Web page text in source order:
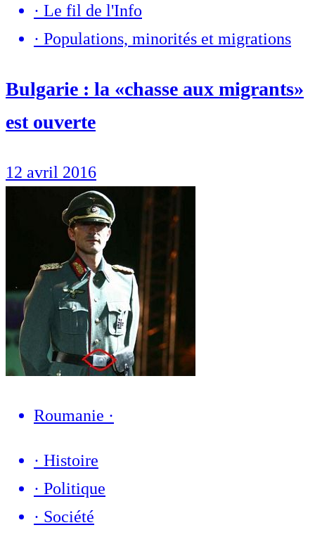
· Le fil de l'Info
· Populations, minorités et migrations
Bulgarie : la «chasse aux migrants»
est ouverte
12 avril 2016
Roumanie ·
· Histoire
· Politique
· Société